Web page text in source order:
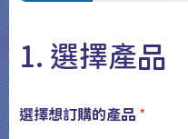
1. 選擇產品
選擇想訂購的產品 *